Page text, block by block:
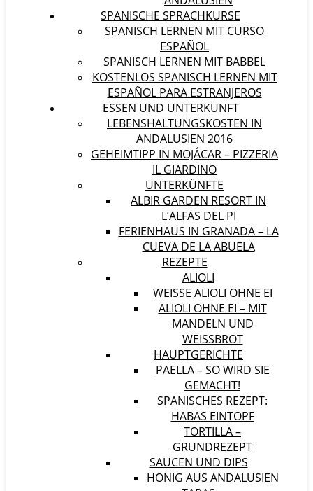
SPANISCHE SPRACHKURSE
SPANISCH LERNEN MIT CURSO
ESPAÑOL
SPANISCH LERNEN MIT BABBEL
KOSTENLOS SPANISCH LERNEN MIT
ESPAÑOL PARA ESTRANJEROS
ESSEN UND UNTERKUNFT
LEBENSHALTUNGSKOSTEN IN
ANDALUSIEN 2016
GEHEIMTIPP IN MOJÁCAR – PIZZERIA
IL GIARDINO
UNTERKÜNFTE
ALBIR GARDEN RESORT IN
L’ALFAS DEL PI
FERIENHAUS IN GRANADA – LA
CUEVA DE LA ABUELA
REZEPTE
ALIOLI
WEISSE ALIOLI OHNE EI
ALIOLI OHNE EI – MIT
MANDELN UND
WEISSBROT
HAUPTGERICHTE
PAELLA – SO WIRD SIE
GEMACHT!
SPANISCHES REZEPT:
HABAS EINTOPF
TORTILLA –
GRUNDREZEPT
SAUCEN UND DIPS
HONIG AUS ANDALUSIEN